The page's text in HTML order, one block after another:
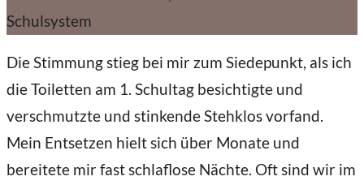
Die Stimmung stieg bei mir zum Siedepunkt, als ich
die Toiletten am 1. Schultag besichtigte und
verschmutzte und stinkende Stehklos vorfand.
Mein Entsetzen hielt sich über Monate und
bereitete mir fast schlaflose Nächte. Oft sind wir im